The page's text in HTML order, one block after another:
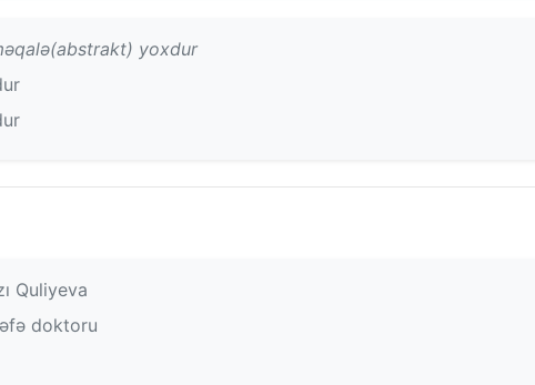
yoxdur
Quliyeva
doktoru